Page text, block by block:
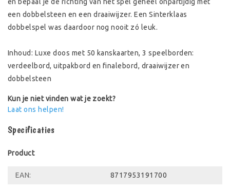
een dobbelsteen en een draaiwijzer. Een Sinterklaas
dobbelspel was daardoor nog nooit zó leuk.
Inhoud: Luxe doos met 50 kanskaarten, 3 speelborden:
verdeelbord, uitpakbord en finalebord, draaiwijzer en
dobbelsteen
Kun je niet vinden wat je zoekt?
Laat ons helpen!
Specificaties
Product
EAN: 8717953191700